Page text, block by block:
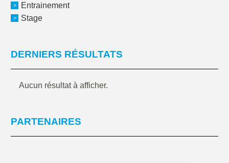
Entrainement
Stage
DERNIERS RÉSULTATS
Aucun résultat à afficher.
PARTENAIRES